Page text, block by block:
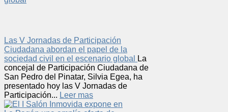
Las V Jornadas de Participación
Ciudadana abordan el papel de la
sociedad civil en el escenario global
La
concejal de Participación Ciudadana de
San Pedro del Pinatar, Silvia Egea, ha
presentado hoy las V Jornadas de
Participación... Leer mas